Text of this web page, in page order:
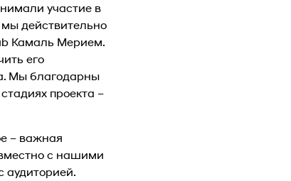
участие в
действительно
Камаль Мерием.
его
Мы благодарны
проекта –
– важная
с нашими
аудиторией.